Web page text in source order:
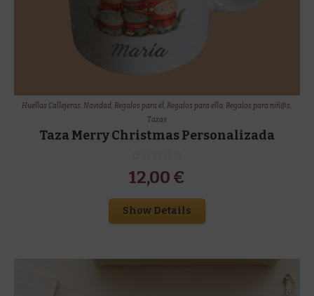
Huellas Callejeras,Navidad,Regalos para él,Regalos para ella,Regalos para niñ@s,
Tazas
Taza Merry Christmas Personalizada
12,00 €
Show Details